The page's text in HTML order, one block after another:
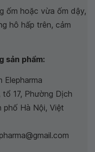
ốm hoặc vừa ốm dậy,
hô hấp trên, cảm
sản phẩm:
Elepharma
17, Phường Dịch
phố Hà Nội, Việt